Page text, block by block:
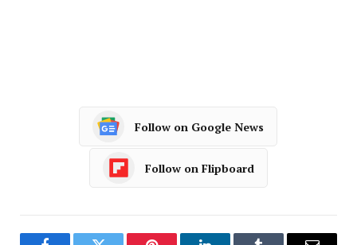
Follow on Google News
Follow on Flipboard